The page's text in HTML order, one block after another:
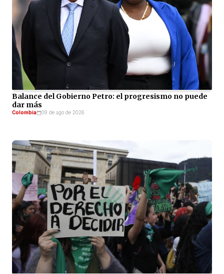
Balance del Gobierno Petro: el progresismo no puede
dar más
Colombia 09 de ago de 2026